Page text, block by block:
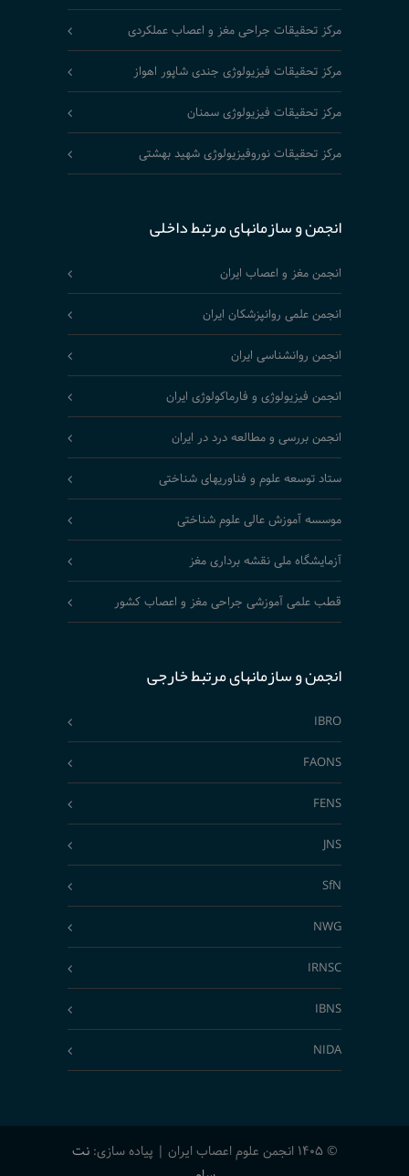
مرکز تحقیقات جراحی مغز و اعصاب عملکردی
مرکز تحقیقات فیزیولوژی جندی شاپور اهواز
مرکز تحقیقات فیزیولوژی سمنان
مرکز تحقیقات نوروفیزیولوژی شهید بهشتی
انجمن و سازمانهای مرتبط داخلی
انجمن مغز و اعصاب ایران
انجمن علمی روانپزشکان ایران
انجمن روانشناسی ایران
انجمن فیزیولوژی و فارماکولوژی ایران
انجمن بررسی و مطالعه درد در ایران
ستاد توسعه علوم و فناوریهای شناختی
موسسه آموزش عالی علوم شناختی
آزمایشگاه ملی نقشه برداری مغز
قطب علمی آموزشی جراحی مغز و اعصاب کشور
انجمن و سازمانهای مرتبط خارجی
IBRO
FAONS
FENS
JNS
SfN
NWG
IRNSC
IBNS
NIDA
© 1405 انجمن علوم اعصاب ایران | پیاده سازی:
نت